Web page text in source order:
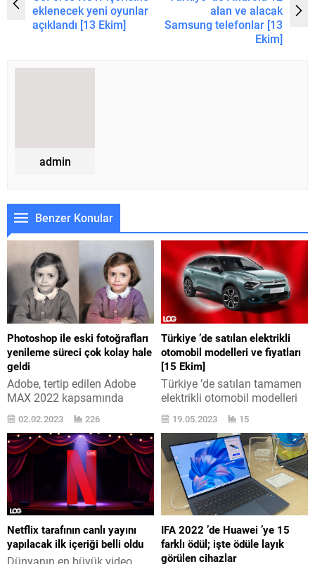
eklenecek yeni oyunlar
açıklandı [13 Ekim]
alan ve alacak
Samsung telefonlar [13
Ekim]
admin
Benzer Konular
Photoshop ile eski fotoğrafları
yenileme süreci çok kolay hale
geldi
Adobe, tertip edilen Adobe
MAX 2022 kapsamında
Photoshop için birçok bülten
asıllaştırdı. Bunlar arasında
bir filtre de yer alıyordu.
Adobe, en çok kullanılan
yazılımlarından Photoshop
için birçok yeni özellik ve
teknoloji geliştiriyor. İşte
bunların en yenisi suni akıl
Adobe Sensei temelli “uslu
filtreler” arasına dahil edilen
“resim onarımı Photo
02.02.2023 226
Türkiye ’de satılan elektrikli
otomobil modelleri ve fiyatları
[15 Ekim]
Türkiye ’de satılan tamamen
elektrikli otomobil modelleri
için aktüel fiyatları bir araya
getirdik. 15 Ekim listesinde
yeni bir abone var. İçten
yanmalı motora sahip
taşıtların yerini almaya
başlayan elektrikli otomobil
modellerinin rakamı yurt
dışında olduğu gibi Türkiye
’de de çoğalıyor. Bu vaziyet
hoş ancak rakamın
çoğalması ne yazık ki
19.05.2023 15
Netflix tarafının canlı yayını
yapılacak ilk içeriği belli oldu
IFA 2022 ’de Huawei ’ye 15
farklı ödül; işte ödüle layık
görülen cihazlar